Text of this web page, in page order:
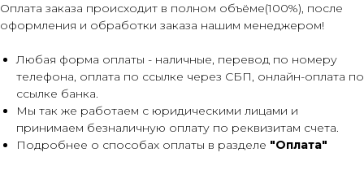
Оплата заказа происходит в полном объёме(100%), после
оформления и обработки заказа нашим менеджером!
Любая форма оплаты - наличные, перевод по номеру
телефона, оплата по ссылке через СБП, онлайн-оплата по
ссылке банка.
Мы так же работаем с юридическими лицами и
принимаем безналичную оплату по реквизитам счета.
Подробнее о способах оплаты в разделе "Оплата"